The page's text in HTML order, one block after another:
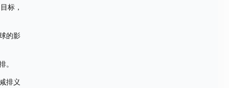
标，
的影
排义